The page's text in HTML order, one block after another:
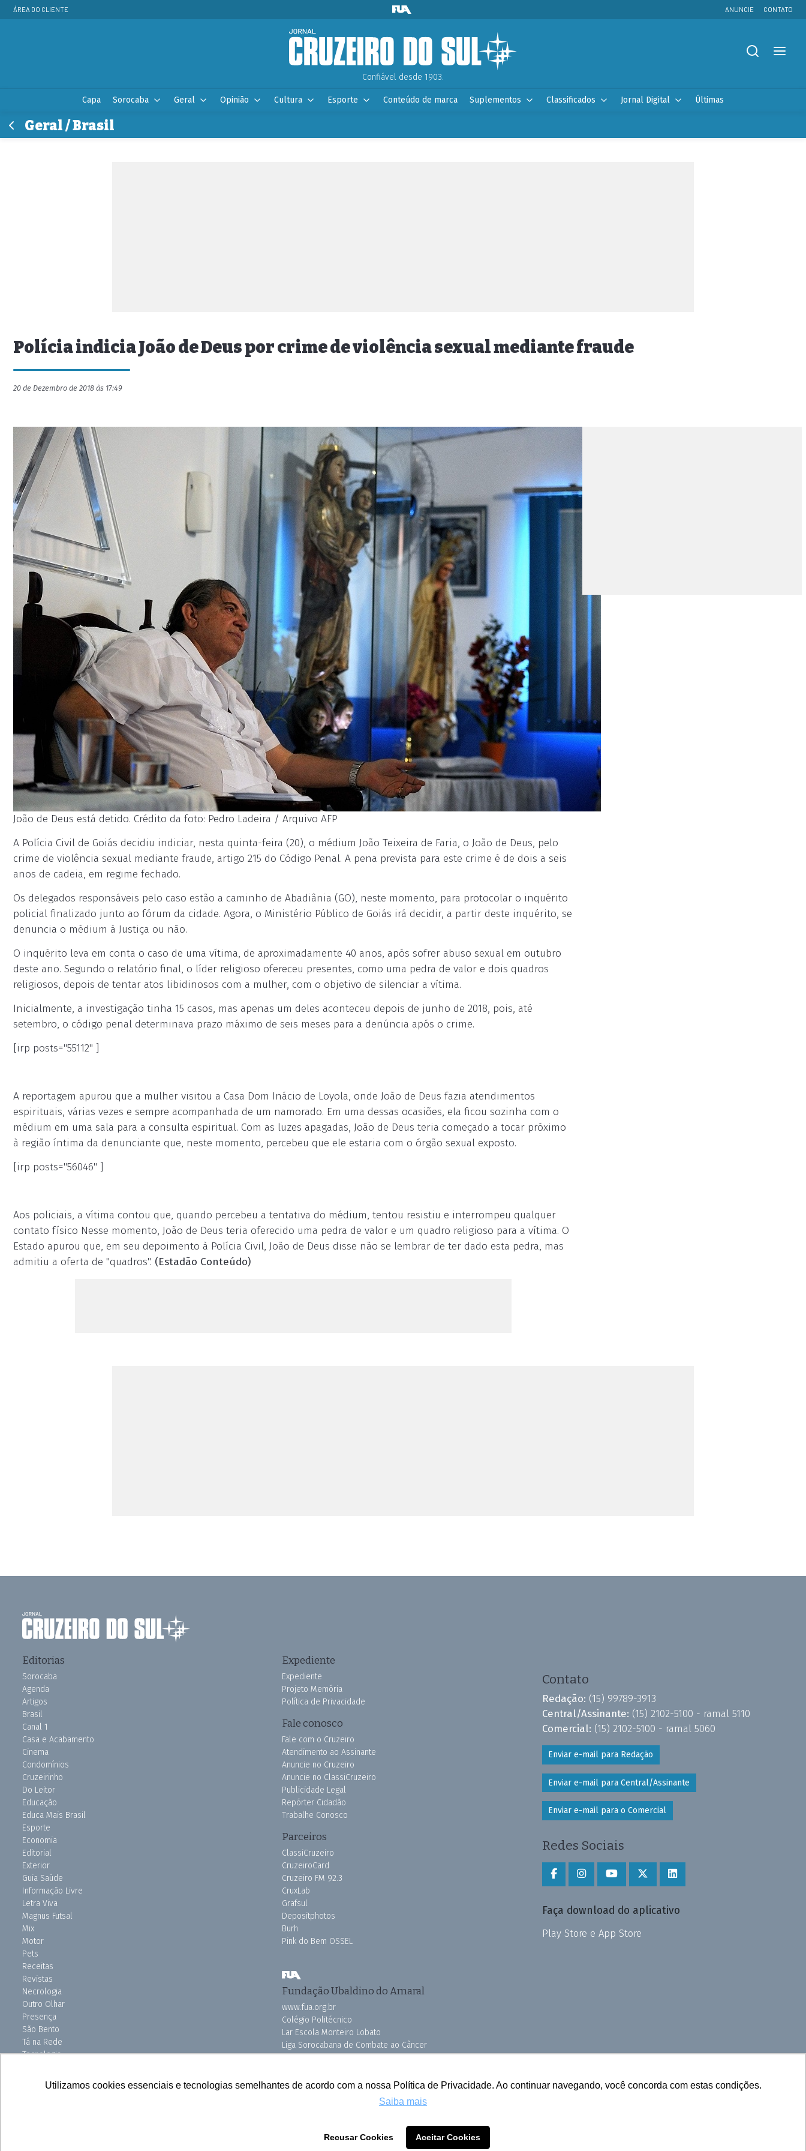
Utilizamos cookies essenciais e tecnologias semelhantes de acordo com a nossa Política de Privacidade. Ao continuar navegando, você concorda com estas condições.
Saiba mais
Recusar Cookies Aceitar Cookies
ÁREA DO CLIENTE ANUNCIE CONTATO
Confiável desde 1903.
Capa Sorocaba Geral Opinião Cultura Esporte Conteúdo de marca Suplementos Classificados Jornal Digital Últimas
Geral / Brasil
Polícia indicia João de Deus por crime de violência sexual mediante fraude
20 de Dezembro de 2018 às 17:49
João de Deus está detido. Crédito da foto: Pedro Ladeira / Arquivo AFP
A Polícia Civil de Goiás decidiu indiciar, nesta quinta-feira (20), o médium João Teixeira de Faria, o João de Deus, pelo
crime de violência sexual mediante fraude, artigo 215 do Código Penal. A pena prevista para este crime é de dois a seis
anos de cadeia, em regime fechado.
Os delegados responsáveis pelo caso estão a caminho de Abadiânia (GO), neste momento, para protocolar o inquérito
policial finalizado junto ao fórum da cidade. Agora, o Ministério Público de Goiás irá decidir, a partir deste inquérito, se
denuncia o médium à Justiça ou não.
O inquérito leva em conta o caso de uma vítima, de aproximadamente 40 anos, após sofrer abuso sexual em outubro
deste ano. Segundo o relatório final, o líder religioso ofereceu presentes, como uma pedra de valor e dois quadros
religiosos, depois de tentar atos libidinosos com a mulher, com o objetivo de silenciar a vítima.
Inicialmente, a investigação tinha 15 casos, mas apenas um deles aconteceu depois de junho de 2018, pois, até
setembro, o código penal determinava prazo máximo de seis meses para a denúncia após o crime.
[irp posts="55112" ]
A reportagem apurou que a mulher visitou a Casa Dom Inácio de Loyola, onde João de Deus fazia atendimentos
espirituais, várias vezes e sempre acompanhada de um namorado. Em uma dessas ocasiões, ela ficou sozinha com o
médium em uma sala para a consulta espiritual. Com as luzes apagadas, João de Deus teria começado a tocar próximo
à região íntima da denunciante que, neste momento, percebeu que ele estaria com o órgão sexual exposto.
[irp posts="56046" ]
Aos policiais, a vítima contou que, quando percebeu a tentativa do médium, tentou resistiu e interrompeu qualquer
contato físico Nesse momento, João de Deus teria oferecido uma pedra de valor e um quadro religioso para a vítima. O
Estado apurou que, em seu depoimento à Polícia Civil, João de Deus disse não se lembrar de ter dado esta pedra, mas
admitiu a oferta de "quadros". (Estadão Conteúdo)
Editorias
Sorocaba
Agenda
Artigos
Brasil
Canal 1
Casa e Acabamento
Cinema
Condomínios
Cruzeirinho
Do Leitor
Educação
Educa Mais Brasil
Esporte
Economia
Editorial
Exterior
Guia Saúde
Informação Livre
Letra Viva
Magnus Futsal
Mix
Motor
Pets
Receitas
Revistas
Necrologia
Outro Olhar
Presença
São Bento
Tá na Rede
Tecnologia
Uniso Ciência
Expediente
Expediente
Projeto Memória
Política de Privacidade
Fale conosco
Fale com o Cruzeiro
Atendimento ao Assinante
Anuncie no Cruzeiro
Anuncie no ClassiCruzeiro
Publicidade Legal
Repórter Cidadão
Trabalhe Conosco
Parceiros
ClassiCruzeiro
CruzeiroCard
Cruzeiro FM 92.3
CruxLab
Grafsul
Depositphotos
Burh
Pink do Bem OSSEL
Fundação Ubaldino do Amaral
www.fua.org.br
Colégio Politécnico
Lar Escola Monteiro Lobato
Liga Sorocabana de Combate ao Câncer
Vila dos Velhinhos
Contato
Redação: (15) 99789-3913
Central/Assinante: (15) 2102-5100 - ramal 5110
Comercial: (15) 2102-5100 - ramal 5060
Enviar e-mail para Redação
Enviar e-mail para Central/Assinante
Enviar e-mail para o Comercial
Redes Sociais
Faça download do aplicativo
Play Store e App Store
Todos os direitos reservados © 2025 Cruzeiro do Sul